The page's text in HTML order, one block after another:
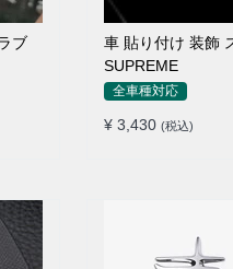
ブ
車 貼り付け 装飾
SUPREME
全車種対応
¥ 3,430 (税込)